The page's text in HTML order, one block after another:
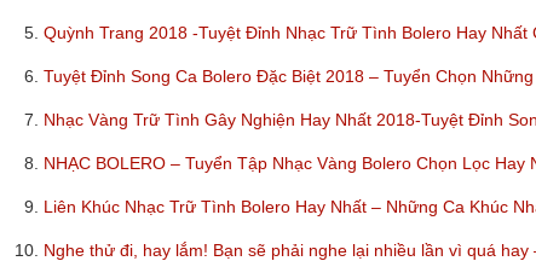
5. Quỳnh Trang 2018 -Tuyệt Đỉnh Nhạc Trữ Tình Bolero Hay Nhất
6. Tuyệt Đỉnh Song Ca Bolero Đặc Biệt 2018 – Tuyển Chọn
7. Nhạc Vàng Trữ Tình Gây Nghiện Hay Nhất 2018-Tuyệt Đỉnh
8. NHẠC BOLERO – Tuyển Tập Nhạc Vàng Bolero Chọn Lọc Hay
9. Liên Khúc Nhạc Trữ Tình Bolero Hay Nhất – Những Ca Khúc
10. Nghe thử đi, hay lắm! Bạn sẽ phải nghe lại nhiều lần vì quá